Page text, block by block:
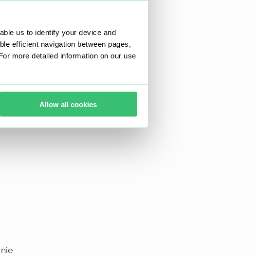
us to identify your device and
efficient navigation between pages,
more detailed information on our use
Allow all cookies